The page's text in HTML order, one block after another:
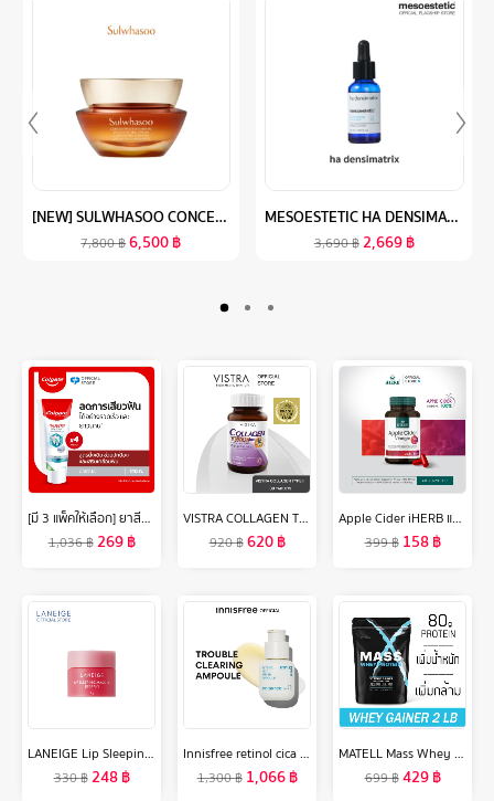
[NEW] SULWHASOO CONCENTRATED GINSENG REJUVENATING CREAM 50ML. ครีมต่อต้านริ้วรอย มอบความกระชับ เพิ่มความยืดหยุ่นและระดับความชุ่มชื้นสู่ผิว (ปรับสูตรใหม่)
7,800฿6,500฿
MESOESTETIC HA DENSIMATRIX 30 ML. - เซรั่มไฮยาลูรอนเข้มข้น 4 โมเลกุล ช่วยเติมความชุ่มชื้นอย่างล้ำลึก และ ลดเลือนริ้วรอยให้จางลง
3,690฿2,669฿
[มี 3 แพ็คให้เลือก] ยาสีฟัน คอลเกต เซนซิทีฟ โปรรีลีฟ ออริจินัล 110 กรัม Colgate Sensitive Pro Relief Original Toothpaste 110g
1,036฿269฿
VISTRA COLLAGEN TYPE II (30 Caps) วิสทร้า คอลลาเจน ไทพ์ทู ( 30 เม็ด )
920฿620฿
Apple Cider iHERB แอปเปิลไซเดอร์ วินีการ์ กระปุกละ 60 เม็ด ส่งฟรี iherb ไขมันสะสม อ้วน อาหารเสริม แอปเปิ้ลไซเดอร์วีเนก้า 🍎 สูตรทานง่าย กลิ่นไม่ฉุน แอปเปิ้ล
399฿ 158฿
LANEIGE Lip Sleeping Mask Mini Berry 8g ลาเนจ ลิป สลีปปิ้ง มาส์ก มินิ กลิ่นเบอร์รี่ ลิปมันบำรุงปาก สีชมพู ลิปมัน เพิ่มความชุ่มชื้น ริมฝีปากนุ่ม เรียบเนียน
330฿248฿
Innisfree retinol cica repair ampoule อินนิสฟรี เรตินอล แอมพลู ช่วยปรับผิวเรียบเนียน ลดการระคายเคือง
1,300฿ 1,066฿
MATELL Mass Whey Protein Gainer 2 lb แมส เวย์ โปรตีน 2ปอนด์ หรือ 908กรัม Non Soy ซอย
699฿429฿